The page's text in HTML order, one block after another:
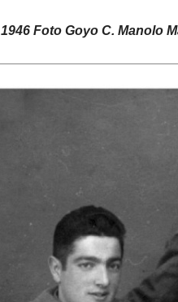
1946 Foto Goyo C. Manolo